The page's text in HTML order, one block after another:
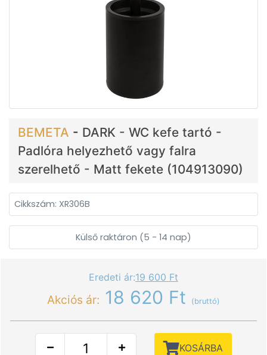
BEMETA - DARK - WC kefe tartó -
Padlóra helyezhető vagy falra
szerelhető - Matt fekete (104913090)
Cikkszám: XR306B
Külső raktáron (5 - 14 nap)
Eredeti ár:19 600 Ft
Akciós ár: 18 620 Ft (bruttó)
KOSÁRBA